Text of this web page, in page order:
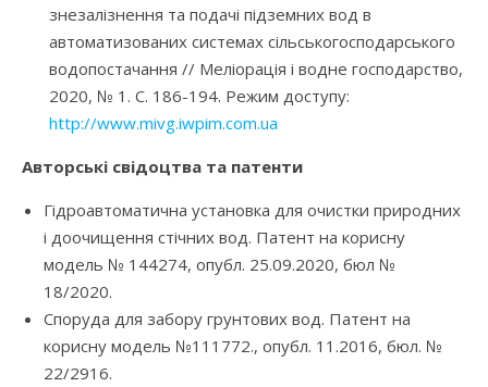
знезалізнення та подачі підземних вод в
автоматизованих системах сільськогосподарського
водопостачання // Меліорація і водне господарство,
2020, № 1. С. 186-194. Режим доступу:
http://www.mivg.iwpim.com.ua
Авторські свідоцтва та патенти
Гідроавтоматична установка для очистки природних
і доочищення стічних вод. Патент на корисну
модель № 144274, опубл. 25.09.2020, бюл №
18/2020.
Споруда для забору грунтових вод. Патент на
корисну модель №111772., опубл. 11.2016, бюл. №
22/2916.